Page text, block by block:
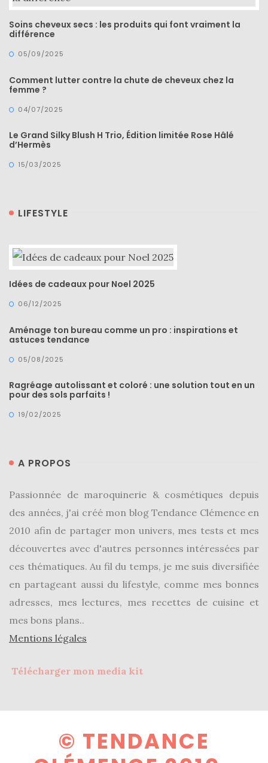
Soins cheveux secs : les produits qui font vraiment la
différence
05/09/2025
Comment lutter contre la chute de cheveux chez la
femme ?
04/07/2025
Le Grand Silky Blush H Trio, Édition limitée Rose Hâlé
d’Hermès
15/03/2025
LIFESTYLE
Idées de cadeaux pour Noel 2025
06/12/2025
Aménage ton bureau comme un pro : inspirations et
astuces tendance
05/08/2025
Ragréage autolissant et coloré : une solution tout en un
pour des sols parfaits !
19/02/2025
A PROPOS
Passionnée de maroquinerie & cosmétiques depuis
des années, j'ai créé mon blog Tendance Clémence en
2010 afin de partager mon univers, mes tests et mes
découvertes avec d'autres personnes intéressées par
ces thématiques. Au fil du temps, je me suis diversifiée
en partageant aussi du lifestyle, comme mes bonnes
adresses, mes lectures, mes recettes de cuisine et
mes bons plans..
Mentions légales
Télécharger mon media kit
© TENDANCE